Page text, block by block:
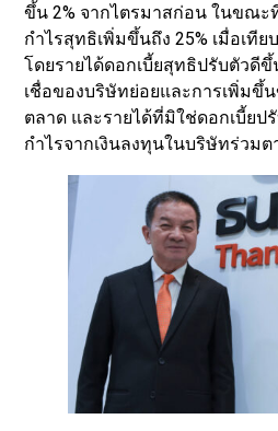
ขึ้น 2% จากไตรมาสก่อน ในขณะ
กำไรสุทธิเพิ่มขึ้นถึง 25% เมื่อเที
โดยรายได้ดอกเบี้ยสุทธิปรับตัวดี
เชื่อของบริษัทย่อยและการเพิ่มขึ้
ตลาด และรายได้ที่มิใช่ดอกเบี้ยป
กำไรจากเงินลงทุนในบริษัทร่วม